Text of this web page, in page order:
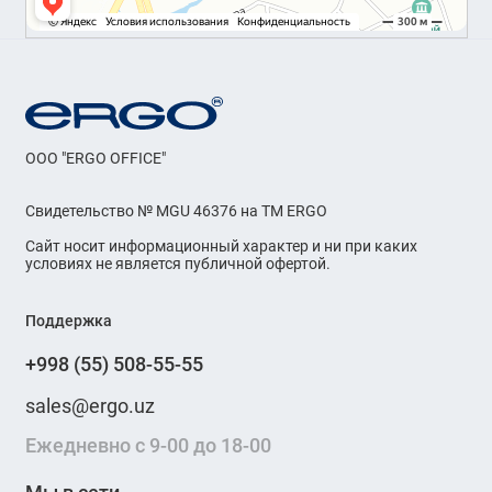
OOO "ERGO OFFICE"
Свидетельство № MGU 46376 на ТМ ERGO
Сайт носит информационный характер и ни при каких
условиях не является публичной офертой.
Поддержка
+998 (55) 508-55-55
sales@ergo.uz
Ежедневно с 9-00 до 18-00